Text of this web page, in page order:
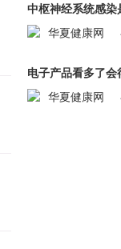
中枢神经系统感染
华夏健康网
电子产品看多了
华夏健康网